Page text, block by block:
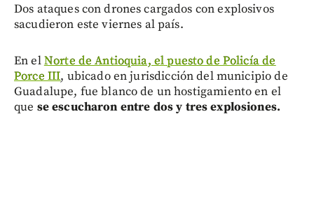
Dos ataques con drones cargados con explosivos
sacudieron este viernes al país.
En elNorte de Antioquia, el puesto de Policía de
Porce III, ubicado en jurisdicción del municipio de
Guadalupe, fue blanco de un hostigamiento en el
que se escucharon entre dos y tres explosiones.